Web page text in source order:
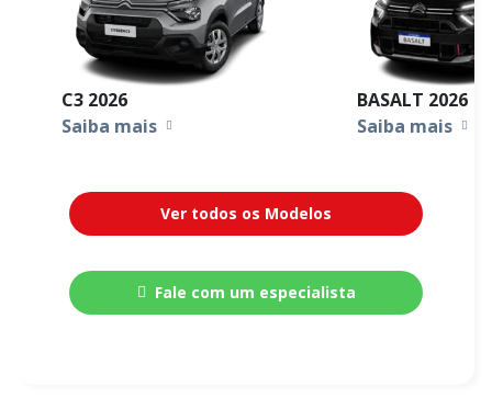
C3 2026
Saiba mais
BASALT 2026
Saiba mais
Ver todos os Modelos
Fale com um especialista